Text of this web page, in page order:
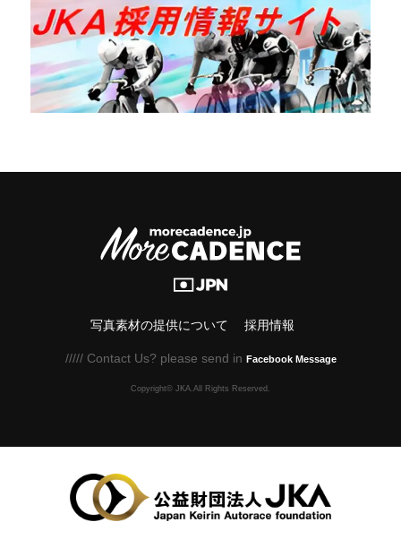
写真素材の提供について 採用情報
///// Contact Us? please send in Facebook Message
Copyright© JKA.All Rights Reserved.